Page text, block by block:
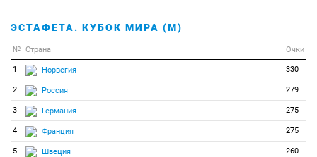
ЭСТАФЕТА. КУБОК МИРА (М)
№ Страна Очки
1 Норвегия 330
2 Россия 279
3 Германия 275
4 Франция 275
5 Швеция 260